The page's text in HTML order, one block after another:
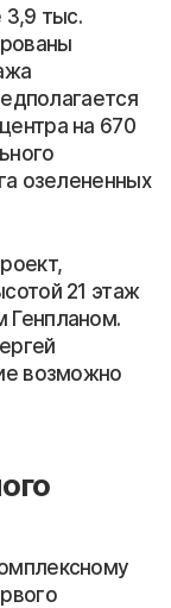
3,9 тыс.
на 670
озелененных
21 этаж
Генпланом.
возможно